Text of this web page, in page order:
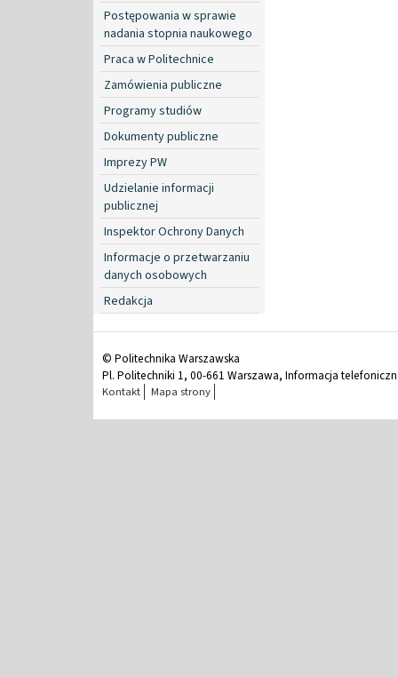
Postępowania w sprawie
nadania stopnia naukowego
Praca w Politechnice
Zamówienia publiczne
Programy studiów
Dokumenty publiczne
Imprezy PW
Udzielanie informacji
publicznej
Inspektor Ochrony Danych
Informacje o przetwarzaniu
danych osobowych
Redakcja
© Politechnika Warszawska
Pl. Politechniki 1, 00-661 Warszawa, Informacja
Kontakt Mapa strony